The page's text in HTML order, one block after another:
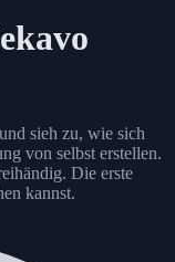
sieh zu, wie sich
von selbst erstellen.
Die erste
kannst.